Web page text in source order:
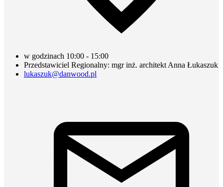
w godzinach 10:00 - 15:00
Przedstawiciel Regionalny: mgr inż. architekt Anna Łukaszuk
lukaszuk@danwood.pl